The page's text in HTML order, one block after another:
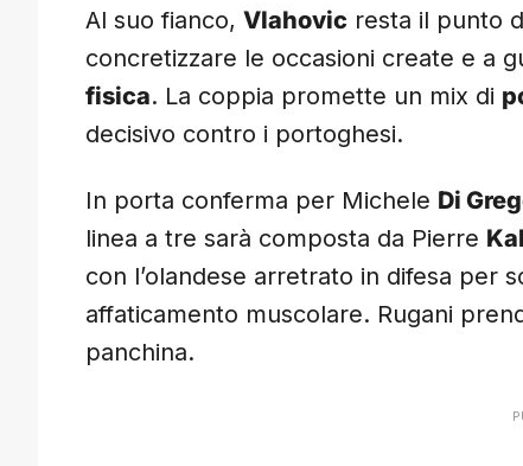
Al suo fianco, Vlahovic resta il punto
concretizzare le occasioni create e a
fisica. La coppia promette un mix di
decisivo contro i portoghesi.
In porta conferma per Michele Di
linea a tre sarà composta da Pierre
con l’olandese arretrato in difesa per
affaticamento muscolare. Rugani
panchina.